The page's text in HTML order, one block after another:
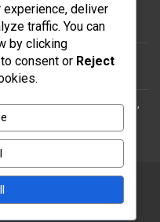
Κατατάξεις θέσεων,
Διαδικτυακά
Τακτικές ασκήσεις,
deliver
traffic. You can
by clicking
to consent or Reject